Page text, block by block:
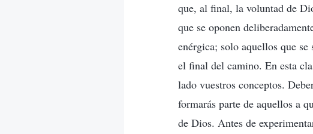
que, al final, la voluntad de
que se oponen
enérgica; solo aquellos que
el final del camino. En esta
lado vuestros conceptos.
formarás parte de aquellos a
de Dios. Antes de